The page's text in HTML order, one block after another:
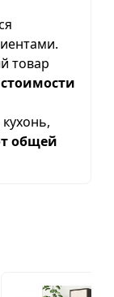
товар
общей